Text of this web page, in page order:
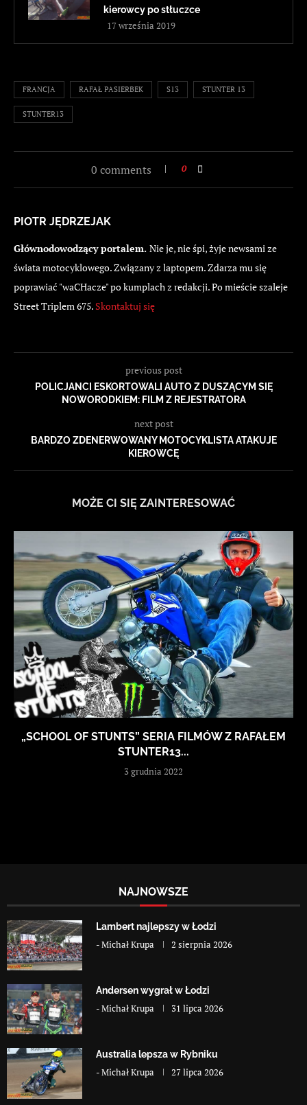
kierowcy po stłuczce
17 września 2019
FRANCJA RAFAŁ PASIERBEK S13 STUNTER 13
STUNTER13
0 comments 0
PIOTR JĘDRZEJAK
Głównodowodzący portalem. Nie je, nie śpi, żyje newsami ze
świata motocyklowego. Związany z laptopem. Zdarza mu się
poprawiać "waCHacze" po kumplach z redakcji. Po mieście szaleje
Street Triplem 675. Skontaktuj się
previous post
POLICJANCI ESKORTOWALI AUTO Z DUSZĄCYM SIĘ
NOWORODKIEM: FILM Z REJESTRATORA
next post
BARDZO ZDENERWOWANY MOTOCYKLISTA ATAKUJE
KIEROWCĘ
MOŻE CI SIĘ ZAINTERESOWAĆ
„SCHOOL OF STUNTS” SERIA FILMÓW Z RAFAŁEM
STUNTER13...
3 grudnia 2022
NAJNOWSZE
Lambert najlepszy w Łodzi
-Michał Krupa 2 sierpnia 2026
Andersen wygrał w Łodzi
-Michał Krupa 31 lipca 2026
Australia lepsza w Rybniku
-Michał Krupa 27 lipca 2026